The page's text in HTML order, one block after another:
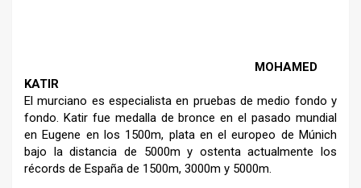
MOHAMED
KATIR
El murciano es especialista en pruebas de medio fondo y
fondo. Katir fue medalla de bronce en el pasado mundial
en Eugene en los 1500m, plata en eleuropeo de Múnich
bajo la distancia de 5000m y ostenta actualmente los
récords de España de 1500m, 3000m y 5000m.